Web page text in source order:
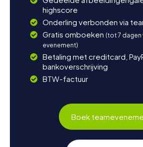
highscore
Onderling verbonden via
Gratis omboeken (tot 7 dagen
evenement)
Betaling met creditcard,
bankoverschrijving
BTW-factuur
Boek